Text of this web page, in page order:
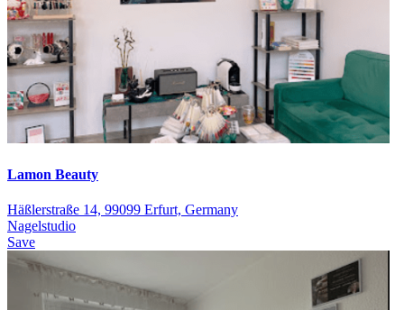
Lamon Beauty
Häßlerstraße 14, 99099 Erfurt, Germany
Nagelstudio
Save